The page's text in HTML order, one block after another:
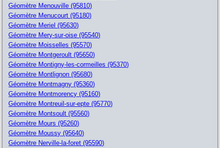
Géomètre Menouville (95810)
Géomètre Menucourt (95180)
Géomètre Meriel (95630)
Géomètre Mery-sur-oise (95540)
Géomètre Moisselles (95570)
Géomètre Montgeroult (95650)
Géomètre Montigny-les-cormeilles (95370)
Géomètre Montlignon (95680)
Géomètre Montmagny (95360)
Géomètre Montmorency (95160)
Géomètre Montreuil-sur-epte (95770)
Géomètre Montsoult (95560)
Géomètre Mours (95260)
Géomètre Moussy (95640)
Géomètre Nerville-la-foret (95590)